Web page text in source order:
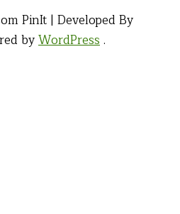
PinIt | Developed By
byWordPress.